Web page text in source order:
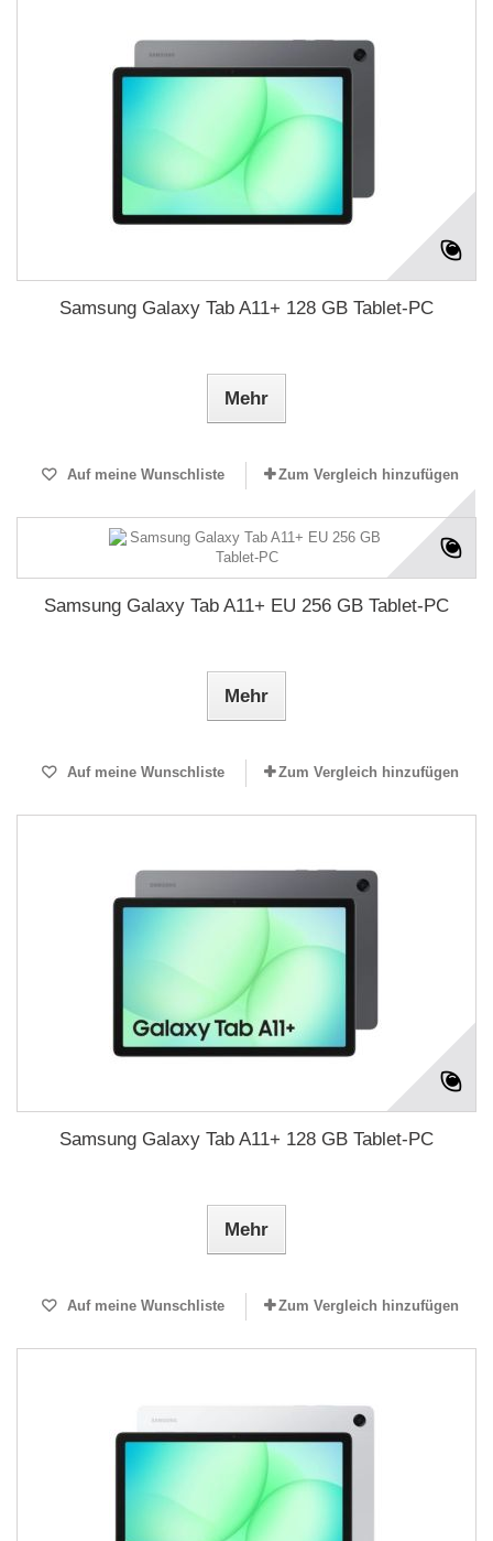
Samsung Galaxy Tab A11+ 128 GB Tablet-PC
Mehr
Auf meine Wunschliste Zum Vergleich hinzufügen
Samsung Galaxy Tab A11+ EU 256 GB Tablet-PC
Mehr
Auf meine Wunschliste Zum Vergleich hinzufügen
Samsung Galaxy Tab A11+ 128 GB Tablet-PC
Mehr
Auf meine Wunschliste Zum Vergleich hinzufügen